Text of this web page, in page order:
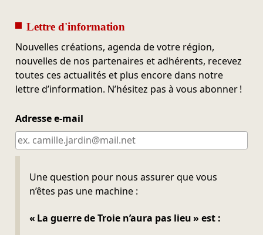
Lettre d'information
Nouvelles créations, agenda de votre région,
nouvelles de nos partenaires et adhérents, recevez
toutes ces actualités et plus encore dans notre
lettre d’information. N’hésitez pas à vous abonner !
Adresse e-mail
Une question pour nous assurer que vous
n’êtes pas une machine :
« La guerre de Troie n’aura pas lieu » est :
Ne pas remplir